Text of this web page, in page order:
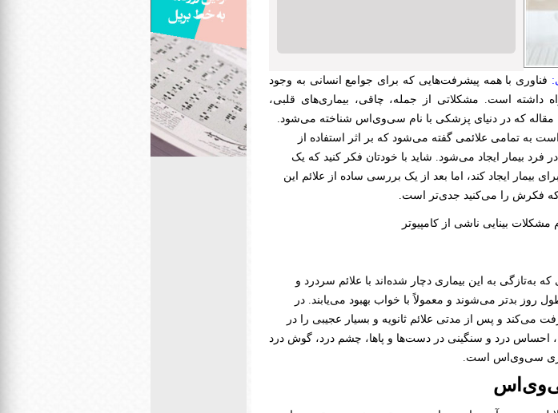
فناوری با همه پیشرفت‌هایی که برای جوامع انسانی به وجود
داشته است. مشکلاتی از جمله، چاقی، بیماری‌های قلبی،
مقاله که در دنیای پزشکی با نام سی‌وی‌اس شناخته می‌شود.
سی‌وی‌اس که مخفف Computer Vision Syndrome است به تمامی علائمی گفته می‌شود که بر اثر استفاده از
فرد بیمار ایجاد می‌شود. شاید با خودتان فکر کنید که یک
ایجاد کند، اما بعد از یک بررسی ساده از علائم این
فکرش را می‌کنید جدی‌تر است.
به این بیماری دچار شده‌اند با علائم سردرد و
بدتر می‌شوند و معمولاً با خواب بهبود می‌یابند. در
و پس از مدتی علائم ثانویه و بسیار عجیبی را در
احساس درد و سنگینی در دست‌ها و پاها، چشم درد، گوش درد
سی‌وی‌اس است.